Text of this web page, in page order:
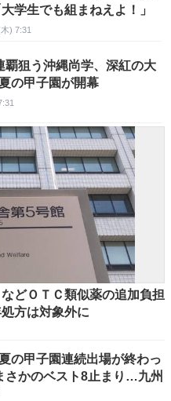
学生でも組まねえよ！」
) 7:31
覇狙う沖縄尚学、深紅の大
の甲子園が開幕
どＯＴＣ類似薬の追加負担
方は対象外に
の甲子園連続出場が終わっ
さかのベスト8止まり…九州